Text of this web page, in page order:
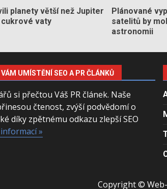
planety větší než Jupiter
vaty
Plánované
satelitů by
astronomii
UMÍSTĚNÍ SEO A PR ČLÁNKŮ
si přečtou Váš PR článek. Naše
čtenost, zvýší podvědomí o
díky zpětnému odkazu zlepší SEO
»
Copyright ©